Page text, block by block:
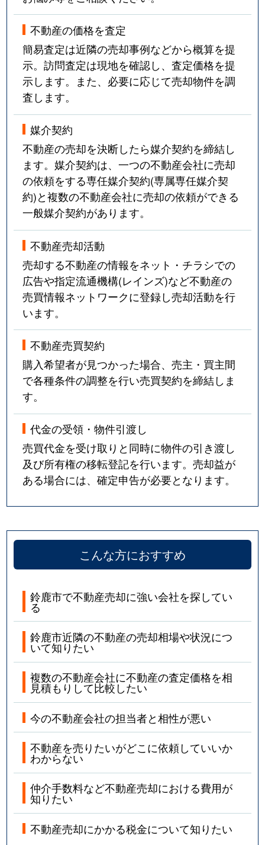
不動産の価格を査定
簡易査定は近隣の売却事例などから概算を提
示。訪問査定は現地を確認し、査定価格を提
示します。また、必要に応じて売却物件を調
査します。
媒介契約
不動産の売却を決断したら媒介契約を締結し
ます。媒介契約は、一つの不動産会社に売却
の依頼をする専任媒介契約(専属専任媒介契
約)と複数の不動産会社に売却の依頼ができる
一般媒介契約があります。
不動産売却活動
売却する不動産の情報をネット・チラシでの
広告や指定流通機構(レインズ)など不動産の
売買情報ネットワークに登録し売却活動を行
います。
不動産売買契約
購入希望者が見つかった場合、売主・買主間
で各種条件の調整を行い売買契約を締結しま
す。
代金の受領・物件引渡し
売買代金を受け取りと同時に物件の引き渡し
及び所有権の移転登記を行います。売却益が
ある場合には、確定申告が必要となります。
こんな方におすすめ
鈴鹿市で不動産売却に強い会社を探してい
る
鈴鹿市近隣の不動産の売却相場や状況につ
いて知りたい
複数の不動産会社に不動産の査定価格を相
見積もりして比較したい
今の不動産会社の担当者と相性が悪い
不動産を売りたいがどこに依頼していいか
わからない
仲介手数料など不動産売却における費用が
知りたい
不動産売却にかかる税金について知りたい